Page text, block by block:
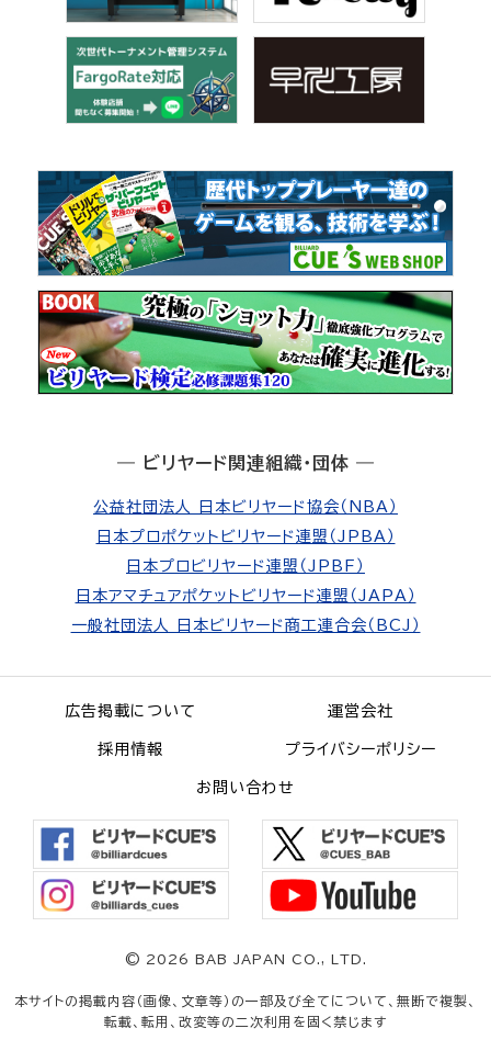
― ビリヤード関連組織・団体 ―
公益社団法人 日本ビリヤード協会（NBA）
日本プロポケットビリヤード連盟（JPBA）
日本プロビリヤード連盟（JPBF）
日本アマチュアポケットビリヤード連盟（JAPA）
一般社団法人 日本ビリヤード商工連合会（BCJ）
広告掲載について 運営会社
採用情報 プライバシーポリシー
お問い合わせ
© 2026 BAB JAPAN CO., LTD.
本サイトの掲載内容（画像、文章等）の一部及び全てについて、無断で複製、
転載、転用、改変等の二次利用を固く禁じます